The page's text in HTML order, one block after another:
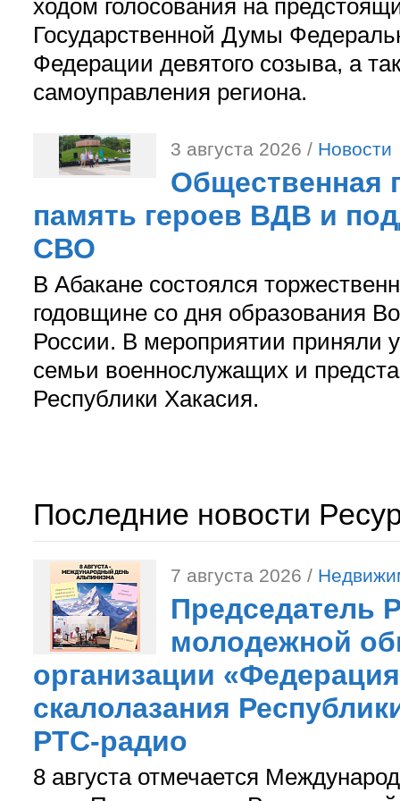
ходом голосования на
Государственной Думы
Федерации девятого созыва, а
самоуправления региона.
3 августа 2026 / Новости
Общественная
память героев ВДВ и
СВО
В Абакане состоялся
годовщине со дня образования
России. В мероприятии приняли
семьи военнослужащих и
Республики Хакасия.
Последние новости
7 августа 2026 /
Председатель
молодежной
организации
скалолазания
РТС-радио
8 августа отмечается